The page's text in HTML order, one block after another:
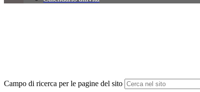
Campo di ricerca per le pagine del sito